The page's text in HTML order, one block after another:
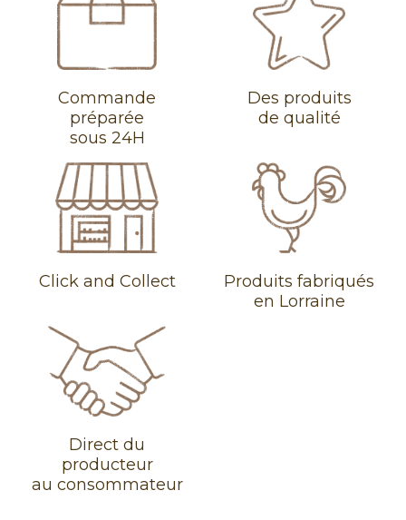
Commande
préparée
sous 24H
Des produits
de qualité
Click and Collect
Produits fabriqués
en Lorraine
Direct du
producteur
au consommateur